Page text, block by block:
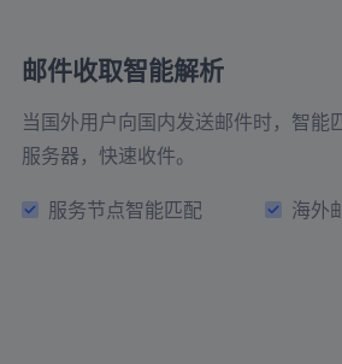
邮件收取智能解析
当国外用户向国内发送邮件时，智能
服务器，快速收件。
服务节点智能匹配
海外